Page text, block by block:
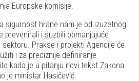
Europske komisije.
sigurnost hrane nam je od izuzetnog
prevenirali i suzbili obmanjujuće
Prakse i projekti Agencije će
i za preciznije definiranje
kada je u pitanju novi tekst Zakona
je ministar Hasičević.